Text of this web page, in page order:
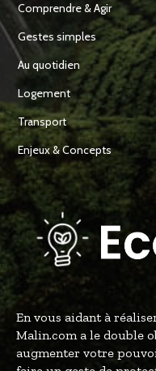
Comprendre & Agir
Gestes simples
Au quotidien
Logement
Transport
Enjeux & Concepts
En vous aidant à
Malin.com a le double
augmenter votre